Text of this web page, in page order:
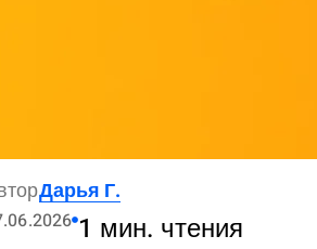
Дарья Г.
1 мин. чтения